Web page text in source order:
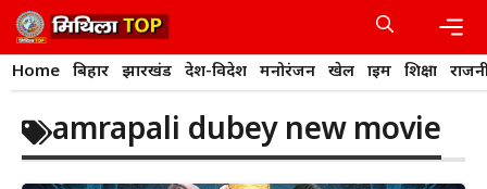
Skip
to
content
Home बिहार झारखंड देश-विदेश मनोरंजन खेल क्राइम शिक्षा
amrapali dubey new movie